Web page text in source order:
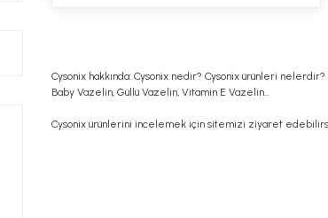
Cysonix hakkında: Cysonix nedir? Cysonix ürünleri
Baby Vazelin, Güllü Vazelin, Vitamin E Vazelin...
Cysonix ürünlerini incelemek için sitemizi ziyaret